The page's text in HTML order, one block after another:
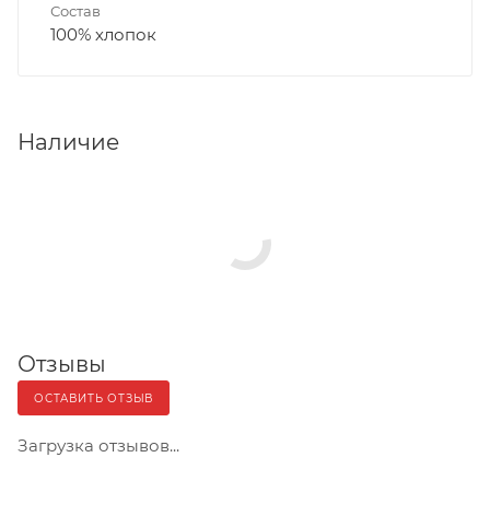
Состав
100% хлопок
Наличие
Отзывы
ОСТАВИТЬ ОТЗЫВ
Загрузка отзывов...